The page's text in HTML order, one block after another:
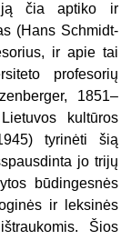
ją čia aptiko ir
(Hans Schmidt-
ir apie tai
profesorių
1851–
kultūros
tyrinėti šią
jo trijų
būdingesnės
ir leksinės
Šios